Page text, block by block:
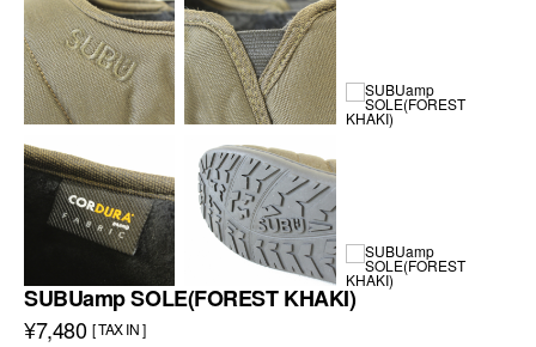
SUBUamp SOLE(FOREST KHAKI)
¥7,480 [ TAX IN ]